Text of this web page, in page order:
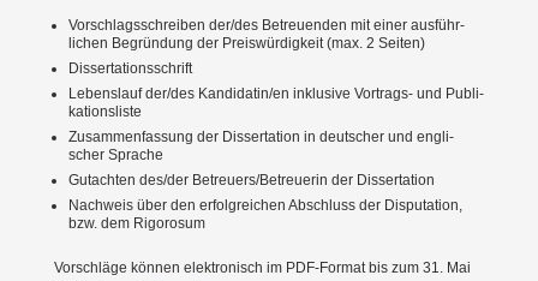
Vorschlags­schreiben der/des Betreu­enden mit einer ausführ­
lichen Begründung der Preis­wür­digkeit (max. 2 Seiten)
Disser­ta­ti­ons­schrift
Lebenslauf der/des Kandidatin/en inklusive Vortrags- und Publi­
ka­ti­ons­liste
Zusam­men­fassung der Disser­tation in deutscher und engli­
scher Sprache
Gutachten des/der Betreuers/Betreuerin der Disser­tation
Nachweis über den erfolg­reichen Abschluss der Dispu­tation,
bzw. dem Rigorosum
Vorschläge können elektro­nisch im PDF-Format bis zum 31. Mai